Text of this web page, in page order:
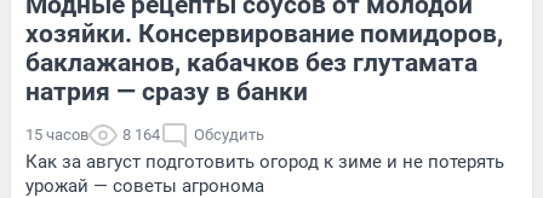
хозяйки. Консервирование помидоров,
баклажанов, кабачков без глутамата
натрия — сразу в банки
15 часов 8 164 Обсудить
Как за август подготовить огород к зиме и не потерять
урожай — советы агронома